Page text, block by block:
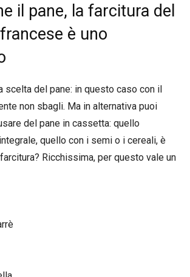
il pane, la farcitura del
è uno
scelta del pane: in questo caso con il
non sbagli. Ma in alternativa puoi
del pane in cassetta: quello
quello con i semi o i cereali, è
Ricchissima, per questo vale un